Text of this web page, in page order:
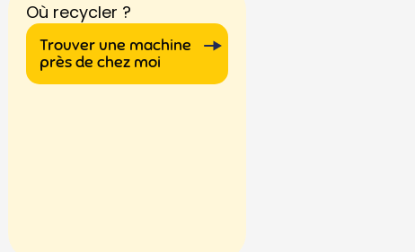
Où recycler ?
Trouver une machine
près de chez moi